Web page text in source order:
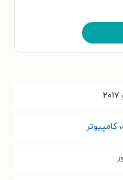
،کامپیوتر